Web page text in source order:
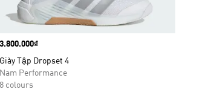
Price
3.800.000₫
Giày Tập Dropset 4
Nam Performance
8 colours